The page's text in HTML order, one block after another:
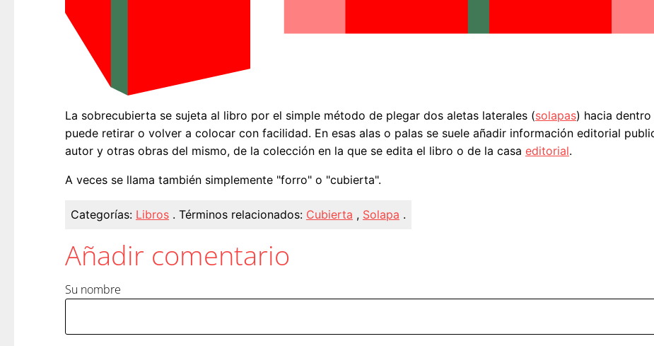
La sobrecubierta se sujeta al libro por el simple método de plegar dos aletas laterales (solapas) hacia
puede retirar o volver a colocar con facilidad. En esas alas o palas se suele añadir información editorial
autor y otras obras del mismo, de la colección en la que se edita el libro o de la casa editorial.
A veces se llama también simplemente "forro" o "cubierta".
Categorías: Libros . Términos relacionados: Cubierta , Solapa .
Añadir comentario
Su nombre